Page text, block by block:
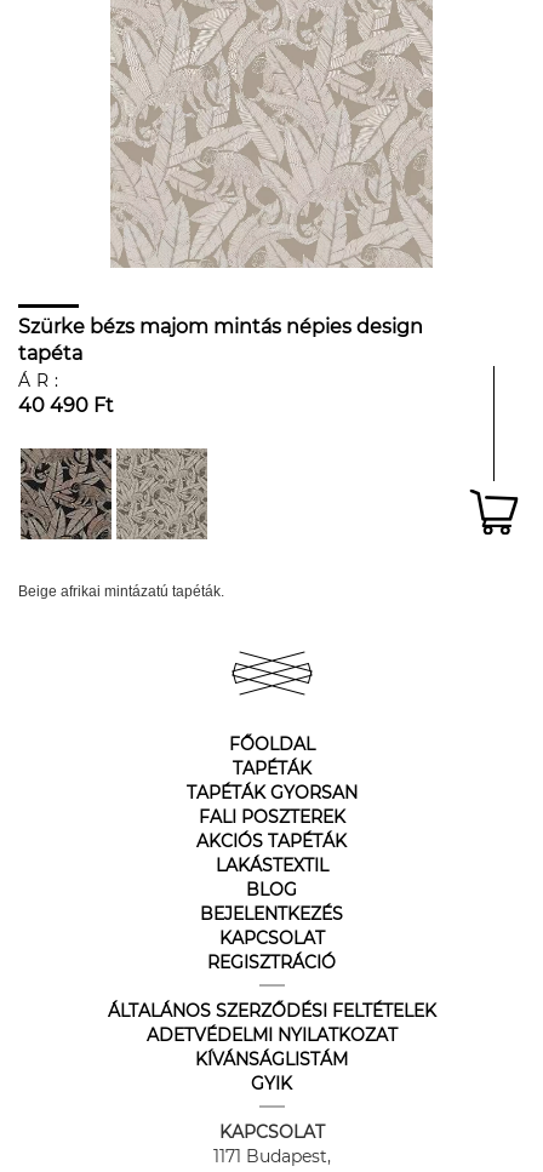
Szürke bézs majom mintás népies design
tapéta
ÁR:
40 490 Ft
Beige afrikai mintázatú tapéták.
FŐOLDAL
TAPÉTÁK
TAPÉTÁK GYORSAN
FALI POSZTEREK
AKCIÓS TAPÉTÁK
LAKÁSTEXTIL
BLOG
BEJELENTKEZÉS
KAPCSOLAT
REGISZTRÁCIÓ
ÁLTALÁNOS SZERZŐDÉSI FELTÉTELEK
ADETVÉDELMI NYILATKOZAT
KÍVÁNSÁGLISTÁM
GYIK
KAPCSOLAT
1171 Budapest,